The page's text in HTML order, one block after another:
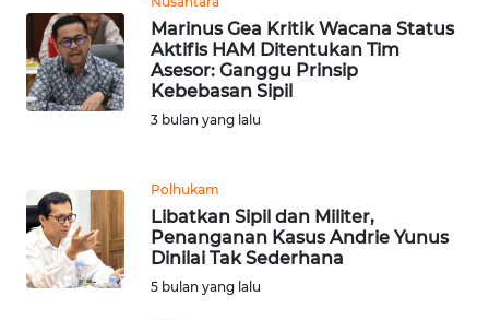
Marinus Gea Kritik Wacana Status
Aktifis HAM Ditentukan Tim
Asesor: Ganggu Prinsip
Kebebasan Sipil
3 bulan yang lalu
Polhukam
Libatkan Sipil dan Militer,
Penanganan Kasus Andrie Yunus
Dinilai Tak Sederhana
5 bulan yang lalu
MEDIA
SIBER
REDAKSI
DISCLAIMER
Wahana